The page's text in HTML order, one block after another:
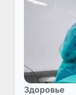
Здоровье